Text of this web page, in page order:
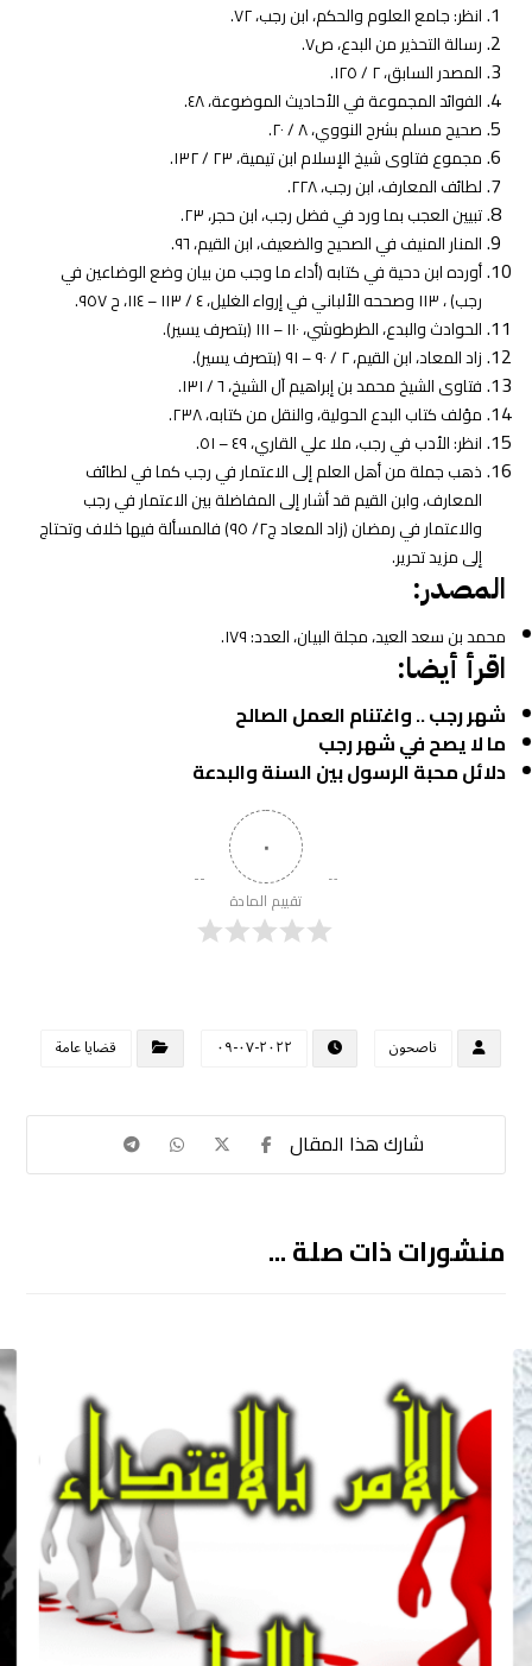
انظر: جامع العلوم والحكم، ابن رجب، ٧٢.
رسالة التحذير من البدع، ص٧.
المصدر السابق، ٢ / ١٢٥.
الفوائد المجموعة في الأحاديث الموضوعة، ٤٨.
صحيح مسلم بشرح النووي، ٨ / ٢٠.
مجموع فتاوى شيخ الإسلام ابن تيمية، ٢٣ / ١٣٢.
لطائف المعارف، ابن رجب، ٢٢٨.
تبيين العجب بما ورد في فضل رجب، ابن حجر، ٢٣.
المنار المنيف في الصحيح والضعيف، ابن القيم، ٩٦.
أورده ابن دحية في كتابه (أداء ما وجب من بيان وضع الوضاعين في
رجب) ، ١١٣ وصححه الألباني في إرواء الغليل، ٤ / ١١٣ – ١١٤، ح ٩٥٧.
الحوادث والبدع، الطرطوشي، ١١٠ – ١١١ (بتصرف يسير).
زاد المعاد، ابن القيم، ٢ / ٩٠ – ٩١ (بتصرف يسير).
فتاوى الشيخ محمد بن إبراهيم آل الشيخ، ٦ / ١٣١.
مؤلف كتاب البدع الحولية، والنقل من كتابه، ٢٣٨.
انظر: الأدب في رجب، ملا علي القاري، ٤٩ – ٥١.
ذهب جملة من أهل العلم إلى الاعتمار في رجب كما في لطائف
المعارف، وابن القيم قد أشار إلى المفاضلة بين الاعتمار في رجب
والاعتمار في رمضان (زاد المعاد ج٢/ ٩٥) فالمسألة فيها خلاف وتحتاج
إلى مزيد تحرير.
المصدر:
محمد بن سعد العيد، مجلة البيان، العدد: ١٧٩.
اقرأ أيضا:
شهر رجب .. واغتنام العمل الصالح
ما لا يصح في شهر رجب
دلائل محبة الرسول بين السنة والبدعة
٠
تقييم المادة
ناصحون ٢٠٢٢-٠٧-٠٩ قضايا عامة
منشورات ذات صلة ...